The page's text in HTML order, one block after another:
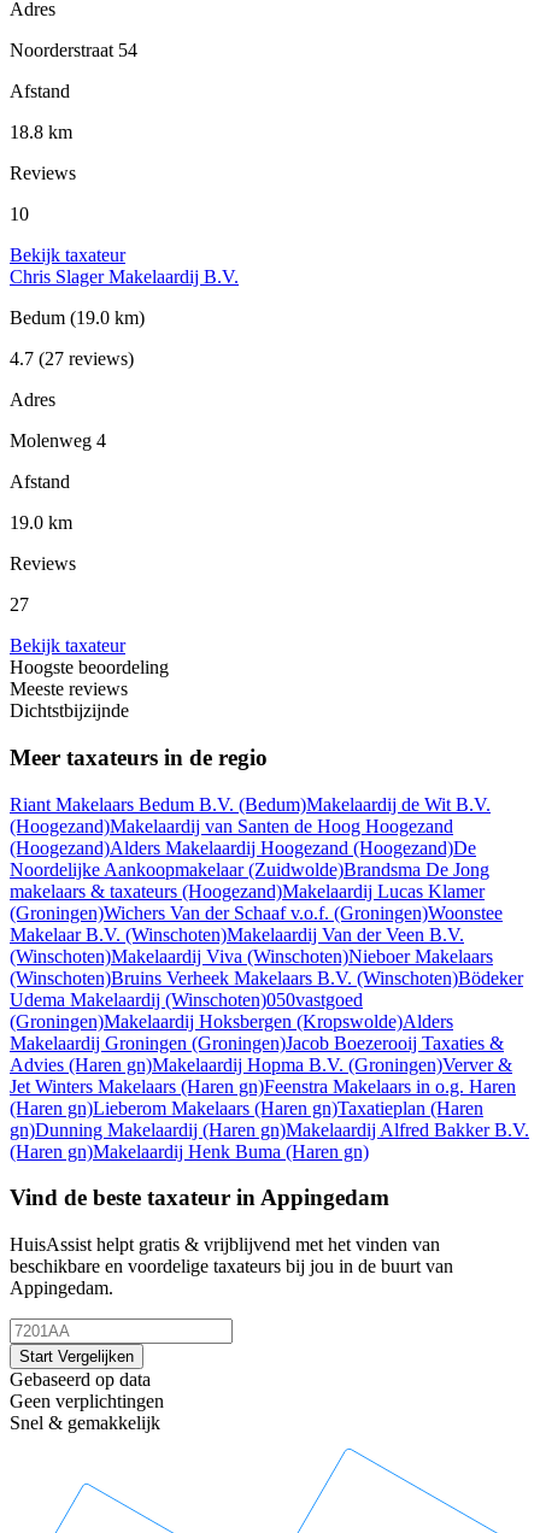
Adres
Noorderstraat 54
Afstand
18.8 km
Reviews
10
Bekijk taxateur
Chris Slager Makelaardij B.V.
Bedum (19.0 km)
4.7 (27 reviews)
Adres
Molenweg 4
Afstand
19.0 km
Reviews
27
Bekijk taxateur
Hoogste beoordeling
Meeste reviews
Dichtstbijzijnde
Meer taxateurs in de regio
Riant Makelaars Bedum B.V. (Bedum)Makelaardij de Wit B.V.
(Hoogezand)Makelaardij van Santen de Hoog Hoogezand
(Hoogezand)Alders Makelaardij Hoogezand (Hoogezand)De
Noordelijke Aankoopmakelaar(Zuidwolde)Brandsma De Jong
makelaars & taxateurs (Hoogezand)Makelaardij Lucas Klamer
(Groningen)Wichers Van der Schaaf v.o.f. (Groningen)Woonstee
Makelaar B.V. (Winschoten)Makelaardij Van der Veen B.V.
(Winschoten)Makelaardij Viva (Winschoten)Nieboer Makelaars
(Winschoten)Bruins Verheek Makelaars B.V. (Winschoten)Bödeker
Udema Makelaardij (Winschoten)050vastgoed
(Groningen)Makelaardij Hoksbergen (Kropswolde)Alders
Makelaardij Groningen (Groningen)Jacob Boezerooij Taxaties &
Advies (Haren gn)Makelaardij Hopma B.V. (Groningen)Verver &
Jet Winters Makelaars (Haren gn)Feenstra Makelaars in o.g. Haren
(Haren gn)Lieberom Makelaars (Haren gn)Taxatieplan (Haren
gn)Dunning Makelaardij (Haren gn)Makelaardij Alfred Bakker B.V.
(Haren gn)Makelaardij Henk Buma (Haren gn)
Vind de beste taxateur in Appingedam
HuisAssist helpt gratis & vrijblijvend met het vinden van
beschikbare en voordelige taxateurs bij jou in de buurt van
Appingedam.
Start Vergelijken
Gebaseerd op data
Geen verplichtingen
Snel & gemakkelijk